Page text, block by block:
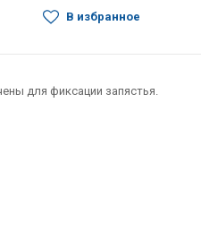
В избранное
для фиксации запястья.